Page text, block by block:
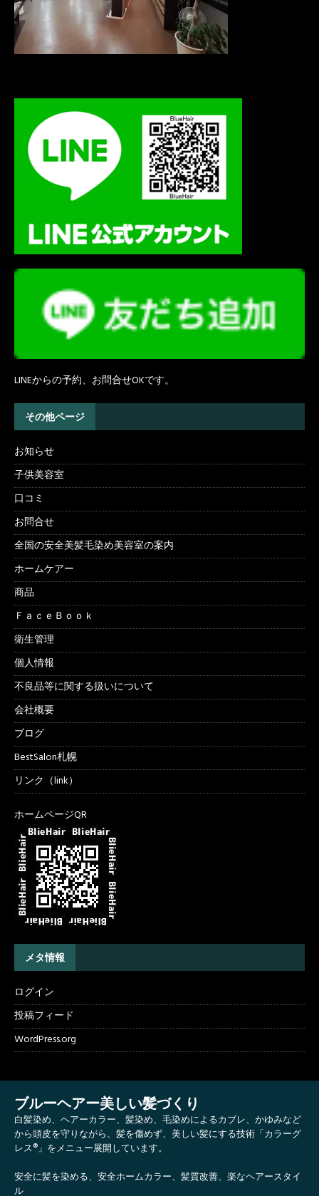
LINEからの予約、お問合せOKです。
その他ページ
お知らせ
子供美容室
口コミ
お問合せ
全国の安全美髪毛染め美容室の案内
ホームケアー
商品
ＦａｃｅＢｏｏｋ
衛生管理
個人情報
不良品等に関する扱いについて
会社概要
ブログ
BestSalon札幌
リンク（link）
ホームページQR
メタ情報
ログイン
投稿フィード
WordPress.org
ブルーヘアー美しい髪づくり
白髪染め、ヘアーカラー、髪染め、毛染めによるカブレ、かゆみなど
から頭皮を守りながら、髪を傷めず、美しい髪にする技術「カラーグ
レス®」をメニュー展開しています。
安全に髪を染める、安全ホームカラー、髪質改善、楽なヘアースタイ
ル